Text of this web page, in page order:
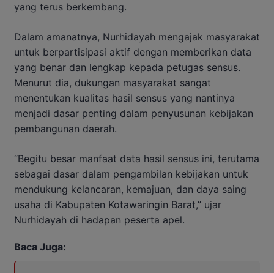
yang terus berkembang.
Dalam amanatnya, Nurhidayah mengajak masyarakat
untuk berpartisipasi aktif dengan memberikan data
yang benar dan lengkap kepada petugas sensus.
Menurut dia, dukungan masyarakat sangat
menentukan kualitas hasil sensus yang nantinya
menjadi dasar penting dalam penyusunan kebijakan
pembangunan daerah.
“Begitu besar manfaat data hasil sensus ini, terutama
sebagai dasar dalam pengambilan kebijakan untuk
mendukung kelancaran, kemajuan, dan daya saing
usaha di Kabupaten Kotawaringin Barat,” ujar
Nurhidayah di hadapan peserta apel.
Baca Juga: